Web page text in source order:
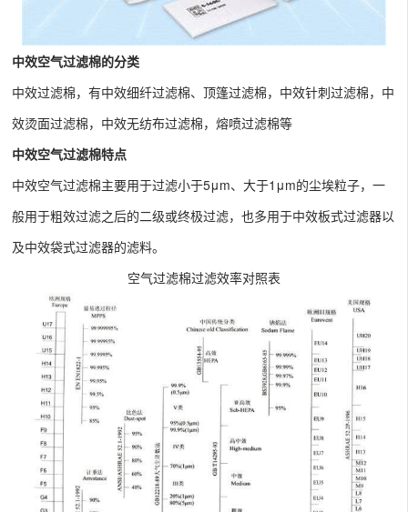
中效空气过滤棉的分类
中效过滤棉，有中效细纤过滤棉、顶篷过滤棉，中效针刺过滤棉，中
效烫面过滤棉，中效无纺布过滤棉，熔喷过滤棉等
中效空气过滤棉特点
中效空气过滤棉主要用于过滤小于5μm、大于1μm的尘埃粒子，一
般用于粗效过滤之后的二级或终极过滤，也多用于中效板式过滤器以
及中效袋式过滤器的滤料。
空气过滤棉过滤效率对照表